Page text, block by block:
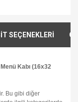
SEÇENEKLERİ
Kabı (16x32
Bu gibi diğer